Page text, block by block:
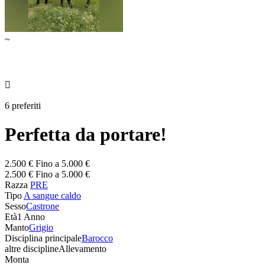
~

6 preferiti
Perfetta da portare!
2.500 € Fino a 5.000 €
2.500 € Fino a 5.000 €
Razza PRE
Tipo A sangue caldo
SessoCastrone
Età1 Anno
MantoGrigio
Disciplina principaleBarocco
altre disciplineAllevamento
Monta